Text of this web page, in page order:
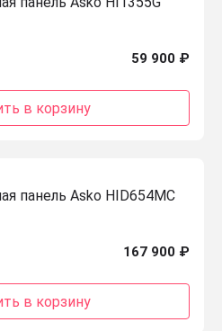
59 900 ₽
в корзину
панель Asko HID654МC
167 900 ₽
в корзину